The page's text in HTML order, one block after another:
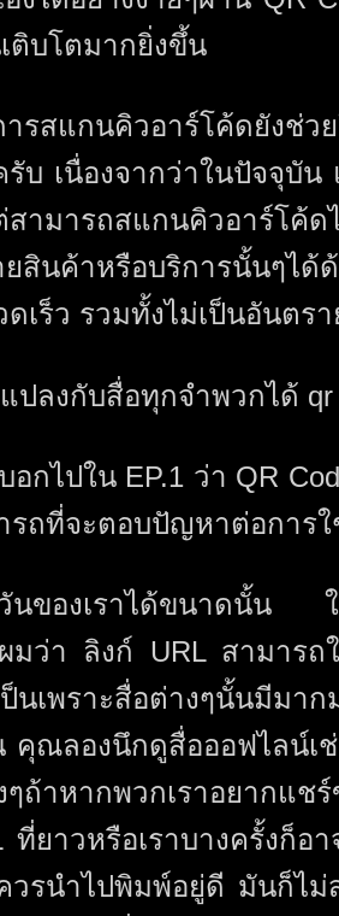
ติบโตมากยิ่งขึ้น
สแกนคิวอาร์โค้ดยังช่วย
รับ เนื่องจากว่าในปัจจุบั
ามารถสแกนคิวอาร์โค้
ยสินค้าหรือบริการนั้นๆได้
ดเร็ว รวมทั้งไม่เป็นอันตร
ปลงกับสื่อทุกจำพวกได้ qr
อกไปใน EP.1 ว่า QR
รถที่จะตอบปัญหาต่อการ
นของเราได้ขนาดนั้น ใ
มว่า ลิงก์ URL สามาร
นเพราะสื่อต่างๆนั้นมีมา
คุณลองนึกดูสื่อออฟไลน์
ถ้าหากพวกเราอยากแช
ที่ยาวหรือเราบางครั้งก็อ
วรนำไปพิมพ์อยู่ดี มันก็ไม่